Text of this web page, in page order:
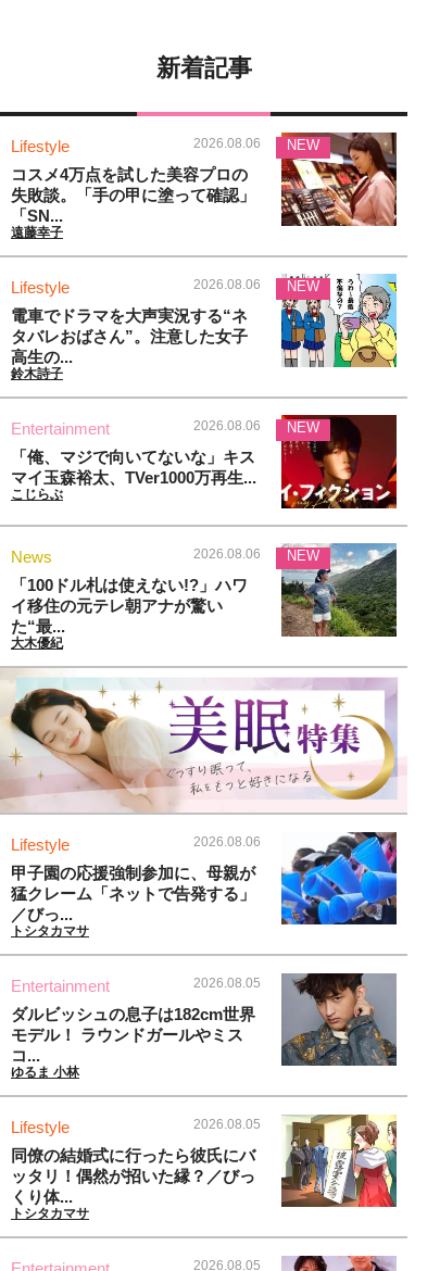
新着記事
Lifestyle 2026.08.06
コスメ4万点を試した美容プロの
失敗談。「手の甲に塗って確認」
「SN...
遠藤幸子
NEW
Lifestyle 2026.08.06
電車でドラマを大声実況する“ネ
タバレおばさん”。注意した女子
高生の...
鈴木詩子
NEW
Entertainment 2026.08.06
「俺、マジで向いてないな」キス
マイ玉森裕太、TVer1000万再生...
こじらぶ
NEW
News 2026.08.06
「100ドル札は使えない!?」ハワ
イ移住の元テレ朝アナが驚い
た“最...
大木優紀
NEW
Lifestyle 2026.08.06
甲子園の応援強制参加に、母親が
猛クレーム「ネットで告発する」
／びっ...
トシタカマサ
Entertainment 2026.08.05
ダルビッシュの息子は182cm世界
モデル！ ラウンドガールやミス
コ...
ゆるま 小林
Lifestyle 2026.08.05
同僚の結婚式に行ったら彼氏にバ
ッタリ！偶然が招いた縁？／びっ
くり体...
トシタカマサ
2026.08.05